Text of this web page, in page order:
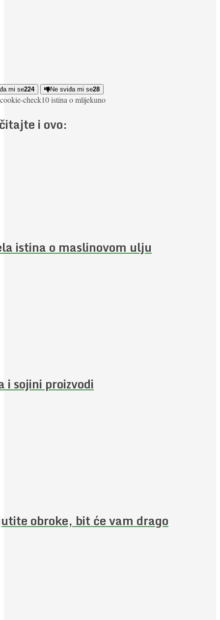
mi se224 Ne sviđa mi se28
cookie-check10 istina o mlijekuno
i ovo:
istina o maslinovom ulju
i sojini proizvodi
obroke, bit će vam drago